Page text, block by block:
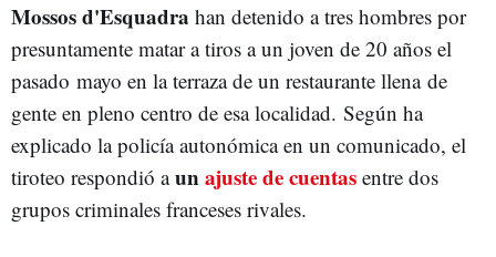
Mossos d'Esquadra han detenido a tres hombres por
presuntamente matar a tiros a un joven de 20 años el
pasado mayo en la terraza de un restaurante llena de
gente en pleno centro de esa localidad. Según ha
explicado la policía autonómica en un comunicado, el
tiroteo respondió aunajuste de cuentas entre dos
grupos criminales franceses rivales.